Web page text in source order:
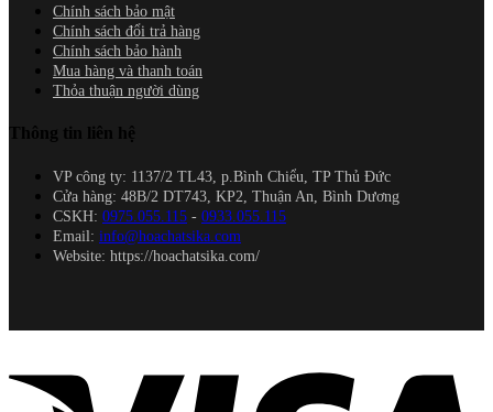
Chính sách bảo mật
Chính sách đổi trả hàng
Chính sách bảo hành
Mua hàng và thanh toán
Thỏa thuận người dùng
Thông tin liên hệ
VP công ty: 1137/2 TL43, p.Bình Chiểu, TP Thủ Đức
Cửa hàng: 48B/2 DT743, KP2, Thuận An, Bình Dương
CSKH: 0975.055.115 - 0933.055.115
Email: info@hoachatsika.com
Website: https://hoachatsika.com/